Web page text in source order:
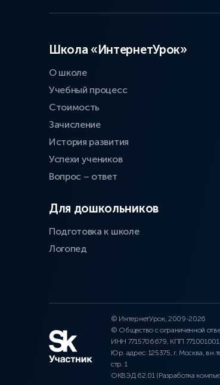
Школа «ИнтернетУрок»
О школе
Учебный процесс
Стоимость
Зачисление
История развития
Успехи учеников
Вопрос – ответ
Для дошкольников
Подготовка к школе
Логопед
© ИнтернетУрок, 2009-2026
© Общество с ограниченной
ИНН 7715706679, КПП
Юр. адрес: 125375, г. Москва,
стр. 1
ОКВЭД 62.01 (Разработка